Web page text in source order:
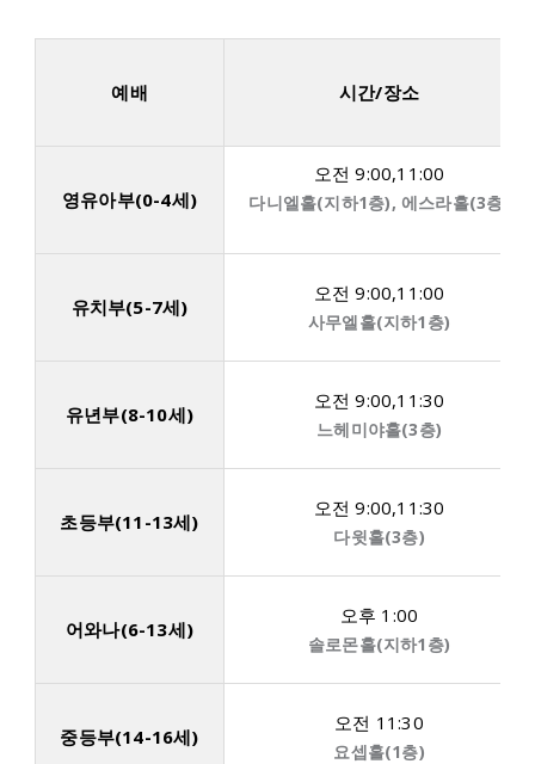
예배 시간/장소
영유아부(0-4세)
오전 9:00,11:00
다니엘홀(지하1층), 에스라홀(3층)
유치부(5-7세)
오전 9:00,11:00
사무엘홀(지하1층)
유년부(8-10세)
오전 9:00,11:30
느헤미야홀(3층)
초등부(11-13세)
오전 9:00,11:30
다윗홀(3층)
어와나(6-13세)
오후 1:00
솔로몬홀(지하1층)
중등부(14-16세)
오전 11:30
요셉홀(1층)